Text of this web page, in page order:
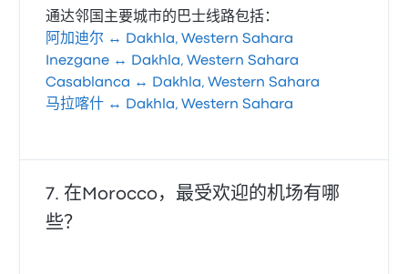
通达邻国主要城市的巴士线路包括：
阿加迪尔 ↔ Dakhla, Western Sahara
Inezgane ↔ Dakhla, Western Sahara
Casablanca ↔ Dakhla, Western Sahara
马拉喀什 ↔ Dakhla, Western Sahara
在Morocco，最受欢迎的机场有哪
些？